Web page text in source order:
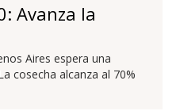
Avanza la
Aires espera una
cosecha alcanza al 70%